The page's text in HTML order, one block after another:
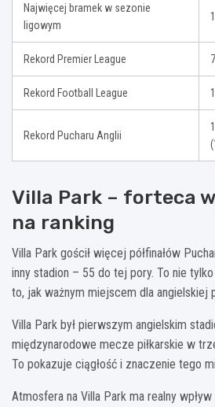
Najwięcej bramek w sezonie
ligowym
Rekord Premier League
Rekord Football League
Rekord Pucharu Anglii
Villa Park – forteca
na ranking
Villa Park gościł więcej półfinałów
inny stadion – 55 do tej pory. To nie
to, jak ważnym miejscem dla angielskiej
Villa Park był pierwszym angielskim
międzynarodowe mecze piłkarskie w
To pokazuje ciągłość i znaczenie tego
Atmosfera na Villa Park ma realny